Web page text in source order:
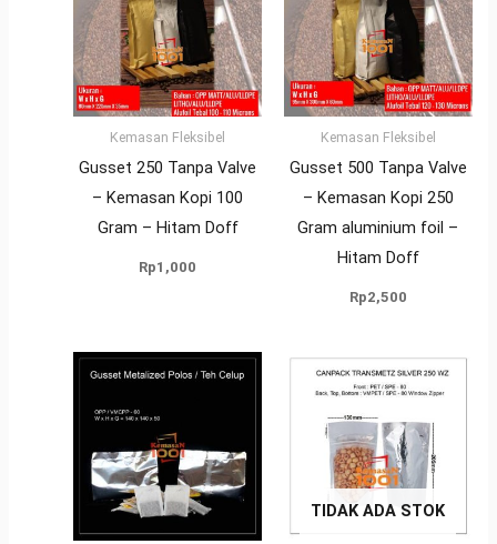
Kemasan Fleksibel
Gusset 250 Tanpa Valve
– Kemasan Kopi 100
Gram – Hitam Doff
Rp1,000
Kemasan Fleksibel
Gusset 500 Tanpa Valve
– Kemasan Kopi 250
Gram aluminium foil –
Hitam Doff
Rp2,500
TIDAK ADA STOK